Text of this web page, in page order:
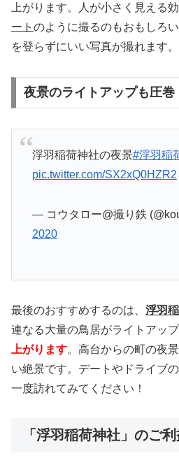
上がります。人が小さく見える
ート のように撮るのもおもしろ
を登らずにいい写真が撮れます。
夜景のライトアップも圧巻
浮羽稲荷神社の夜景#浮羽稲
pic.twitter.com/SX2xQ0HZR2
— コウタロー@撮り鉄
2020
最後のおすすめするのは、 浮羽
連なる大量の鳥居がライトアップ
上がります。高台からの町の夜
い絶景です。デートやドライブ
一度訪れてみてください！
「浮羽稲荷神社」のご